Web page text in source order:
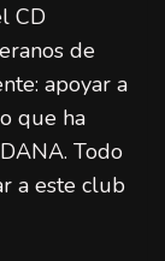
CD
de
apoyar a
que ha
Todo
a este club